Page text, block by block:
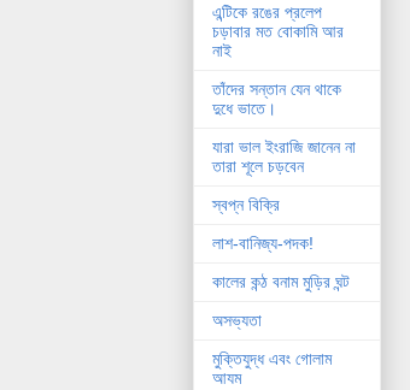
এন্টিকে রঙের প্রলেপ
চড়াবার মত বোকামি আর
নাই
তাঁদের সন্তান যেন থাকে
দুধে ভাতে।
যারা ভাল ইংরাজি জানেন না
তারা শূলে চড়বেন
স্বপ্ন বিক্রি
লাশ-বানিজ্য-পদক!
কালের কন্ঠ বনাম মুড়ির ঘন্ট
অসভ্যতা
মুক্তিযুদ্ধ এবং গোলাম
আযম